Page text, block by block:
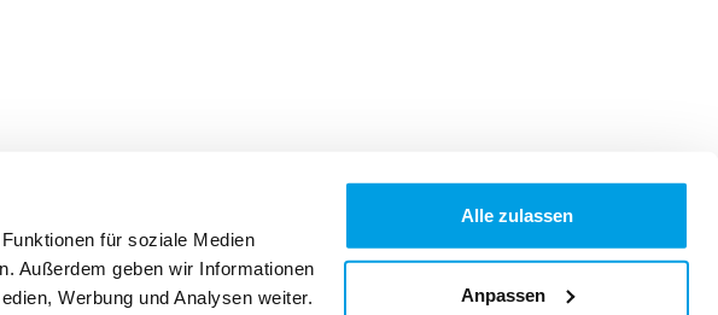
für soziale Medien
Außerdem geben wir Informationen
Werbung und Analysen weiter.
Alle zulassen
Anpassen